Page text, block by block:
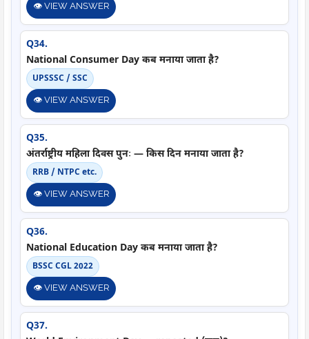
👁️ VIEW ANSWER
Q34.
National Consumer Day कब मनाया जाता है?
UPSSSC / SSC
👁️ VIEW ANSWER
Q35.
अंतर्राष्ट्रीय महिला दिवस पुनः — किस दिन मनाया जाता है?
RRB / NTPC etc.
👁️ VIEW ANSWER
Q36.
National Education Day कब मनाया जाता है?
BSSC CGL 2022
👁️ VIEW ANSWER
Q37.